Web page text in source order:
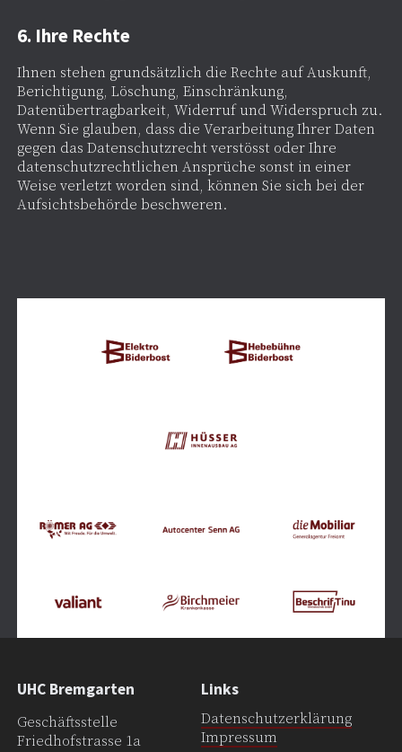
6. Ihre Rechte
Ihnen stehen grundsätzlich die Rechte auf Auskunft,
Berichtigung, Löschung, Einschränkung,
Datenübertragbarkeit, Widerruf und Widerspruch zu.
Wenn Sie glauben, dass die Verarbeitung Ihrer Daten
gegen das Datenschutzrecht verstösst oder Ihre
datenschutzrechtlichen Ansprüche sonst in einer
Weise verletzt worden sind, können Sie sich bei der
Aufsichtsbehörde beschweren.
UHC Bremgarten
Geschäftsstelle
Friedhofstrasse 1a
Links
Datenschutzerklärung
Impressum